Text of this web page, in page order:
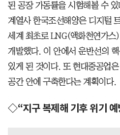
된 공장 가동률을 시험해볼 수
계열사 한국조선해양은 디지털
세계 최초로 LNG(액화천연가스
개발했다. 이 안에서 운반선의
있게 된 것이다. 또 현대중공업
공간 안에 구축한다는 계획이다.
◇“지구 복제해 기후 위기 예